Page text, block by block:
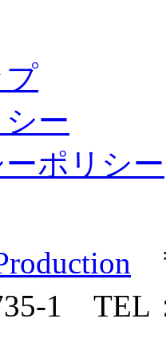
ー
ポリシー
1 TEL